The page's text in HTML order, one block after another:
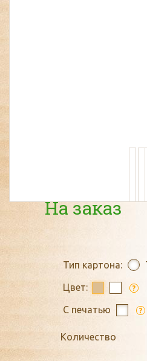
На заказ
Тип картона:
Цвет: ?
С печатью ?
Количество